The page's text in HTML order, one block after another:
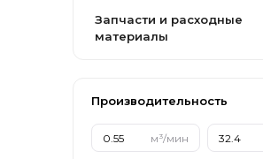
Запчасти и расходные
материалы
Производительность
м³/мин